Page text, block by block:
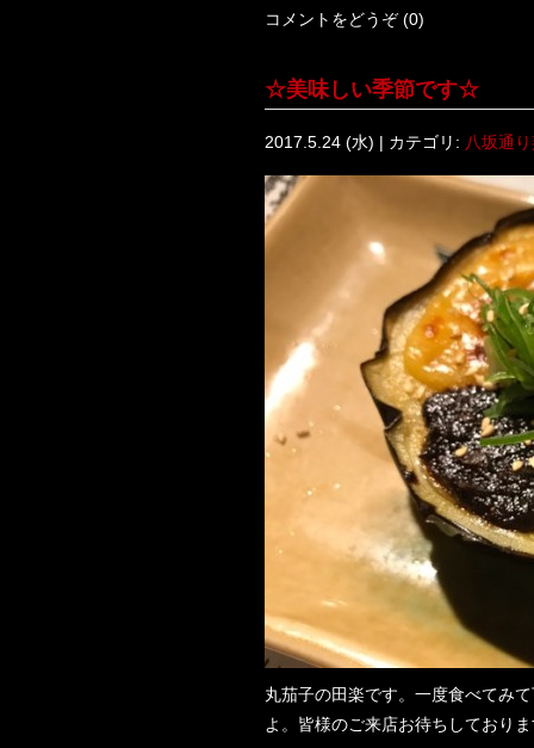
コメントをどうぞ (0)
☆美味しい季節です☆
2017.5.24 (水) | カテゴリ: 八坂通
丸茄子の田楽です。一度食べてみ
よ。皆様のご来店お待ちしており